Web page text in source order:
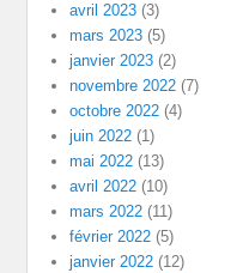
avril 2023 (3)
mars 2023 (5)
janvier 2023 (2)
novembre 2022 (7)
octobre 2022 (4)
juin 2022 (1)
mai 2022 (13)
avril 2022 (10)
mars 2022 (11)
février 2022 (5)
janvier 2022 (12)